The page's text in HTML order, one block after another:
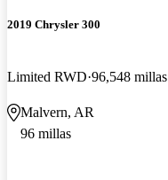
2019 Chrysler 300
Limited RWD 96,548 millas
Malvern, AR
96 millas